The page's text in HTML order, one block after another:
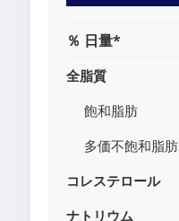
％ 日量*
全脂質
飽和脂肪
多価不飽和脂肪
コレステロール
ナトリウム